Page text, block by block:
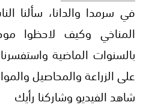
في سرمدا والدانا، سألنا
المناخي وكيف لاحظوا
بالسنوات الماضية
على الزراعة والمحاصيل
شاهد الفيديو وشاركنا رأيك